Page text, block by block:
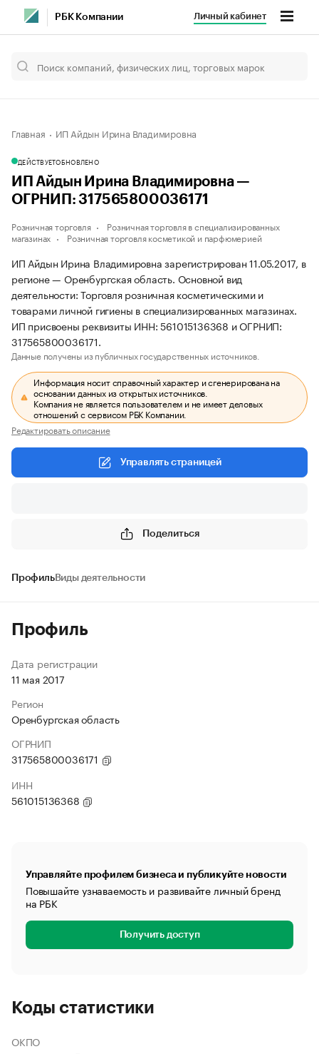
РБК Компании Личный кабинет
Главная ИП Айдын Ирина Владимировна
ДЕЙСТВУЕТОБНОВЛЕНО
ИП Айдын Ирина Владимировна —
ОГРНИП: 317565800036171
Розничная торговля
Розничная торговля в специализированных
магазинах
Розничная торговля косметикой и парфюмерией
ИП Айдын Ирина Владимировна зарегистрирован 11.05.2017, в
регионе — Оренбургская область. Основной вид
деятельности: Торговля розничная косметическими и
товарами личной гигиены в специализированных магазинах.
ИП присвоены реквизиты ИНН: 561015136368 и ОГРНИП:
317565800036171.
Данные получены из публичных государственных источников.
Информация носит справочный характер и сгенерирована на
основании данных из открытых источников.
Компания не является пользователем и не имеет деловых
отношений с сервисом РБК Компании.
Редактировать описание
Управлять страницей
Поделиться
ПрофильВиды деятельности
Профиль
Дата регистрации
11 мая 2017
Регион
Оренбургская область
ОГРНИП
317565800036171
ИНН
561015136368
Управляйте профилем бизнеса и публикуйте новости
Повышайте узнаваемость и развивайте личный бренд
на РБК
Получить доступ
Коды статистики
ОКПО